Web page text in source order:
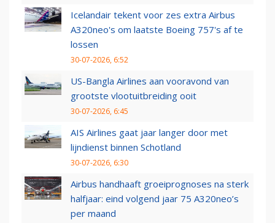
Icelandair tekent voor zes extra Airbus
A320neo's om laatste Boeing 757's af te
lossen
30-07-2026, 6:52
US-Bangla Airlines aan vooravond van
grootste vlootuitbreiding ooit
30-07-2026, 6:45
AIS Airlines gaat jaar langer door met
lijndienst binnen Schotland
30-07-2026, 6:30
Airbus handhaaft groeiprognoses na sterk
halfjaar: eind volgend jaar 75 A320neo’s
per maand